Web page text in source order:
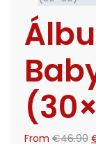
From €46.90